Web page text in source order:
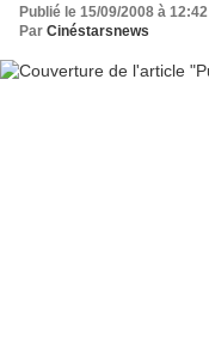
Publié le 15/09/2008 à 12:42
Par Cinéstarsnews